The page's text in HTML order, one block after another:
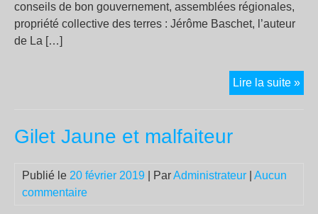
conseils de bon gouvernement, assemblées régionales,
propriété collective des terres : Jérôme Baschet, l’auteur
de La […]
Lire la suite »25
ans
Gilet Jaune et malfaiteur
Publié le 20 février 2019 | ParAdministrateur
Aucun
commentaire